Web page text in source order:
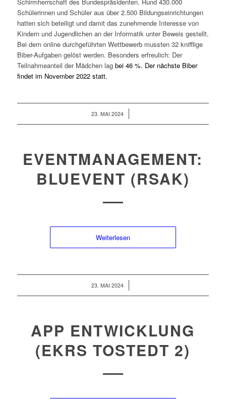
Schülerinnen und Schüler aus über 2.500 Bildungseinrichtungen
hatten sich beteiligt und damit das zunehmende Interesse von
Kindern und Jugendlichen an der Informatik unter Beweis gestellt.
Bei dem online durchgeführten Wettbewerb mussten 32 knifflige
Biber-Aufgaben gelöst werden. Besonders erfreulich: Der
Teilnahmeanteil der Mädchen lag bei 46 %. Der nächste Biber
findet im November 2022 statt.
23. MAI 2024
/
EVENTMANAGEMENT:
BLUEVENT (RSAK)
Weiterlesen
23. MAI 2024
/
APP ENTWICKLUNG
(EKRS TOSTEDT 2)